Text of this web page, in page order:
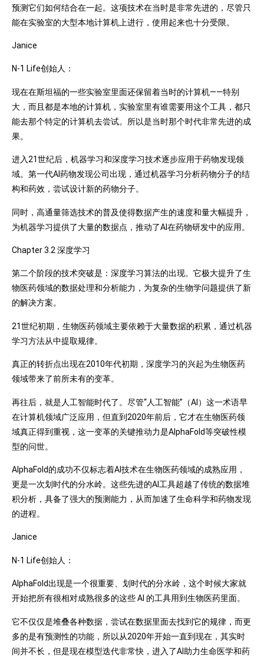
预测它们如何结合在一起。这项技术在当时是非常先进的，尽管只
能在实验室的大型本地计算机上进行，使用起来也十分受限。
Janice
N-1 Life创始人：
现在在斯坦福的一些实验室里面还保留着当时的计算机——特别
大，而且都是本地的计算机，实验室里有谁需要用这个工具，都只
能去那个特定的计算机去尝试。所以是当时那个时代非常先进的成
果。
进入21世纪后，机器学习和深度学习技术逐步应用于药物发现领
域。第一代AI药物发现公司出现，通过机器学习分析药物分子的结
构和药效，尝试设计新的药物分子。
同时，高通量筛选技术的普及使得数据产生的速度和量大幅提升，
为机器学习提供了大量的数据点，推动了AI在药物研发中的应用。
Chapter 3.2 深度学习
第二个阶段的技术突破是：深度学习算法的出现。它极大提升了生
物医药领域的数据处理和分析能力，为复杂的生物学问题提供了新
的解决方案。
21世纪初期，生物医药领域主要依赖于大量数据的积累，通过机器
学习方法从中提取规律。
真正的转折点出现在2010年代初期，深度学习的兴起为生物医药
领域带来了前所未有的变革。
再往后，就是人工智能时代了。尽管“人工智能”（AI）这一术语早
在计算机领域广泛应用，但直到2020年前后，它才在生物医药领
域真正得到重视，这一变革的关键推动力是AlphaFold等突破性模
型的问世。
AlphaFold的成功不仅标志着AI技术在生物医药领域的成熟应用，
更是一次划时代的分水岭。这些先进的AI工具超越了传统的数据堆
积分析，具备了强大的预测能力，从而加速了生命科学和药物发现
的进程。
Janice
N-1 Life创始人：
AlphaFold出现是一个很重要、划时代的分水岭，这个时候大家就
开始把所有很相对成熟很多的这些 AI 的工具用到生物医药里面。
它不仅仅是堆叠各种数据，尝试在数据里面去找到它的规律，而更
多的是有预测性的功能，所以从2020年开始一直到现在，其实时
间并不长，但是现在模型迭代非常快，进入了AI助力生命医学和药